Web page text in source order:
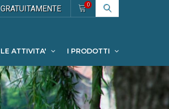
GRATUITAMENTE 0
LE ATTIVITA' I PRODOTTI